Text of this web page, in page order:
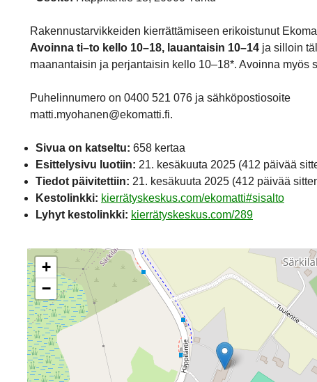
Rakennustarvikkeiden kierrättämiseen erikoistunut
Avoinna ti–to kello 10–18, lauantaisin 10–14 ja silloin
maanantaisin ja perjantaisin kello 10–18*. Avoinna myös
Puhelinnumero on 0400 521 076 ja sähköpostiosoite
matti.myohanen@ekomatti.fi.
Sivua on katseltu: 658 kertaa
Esittelysivu luotiin: 21. kesäkuuta 2025 (412 päivää
Tiedot päivitettiin: 21. kesäkuuta 2025 (412 päivää
Kestolinkki: kierrätyskeskus.com/ekomatti#sisalto
Lyhyt kestolinkki: kierrätyskeskus.com/289
+
−